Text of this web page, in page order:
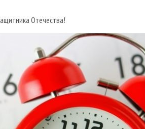
Отечества!